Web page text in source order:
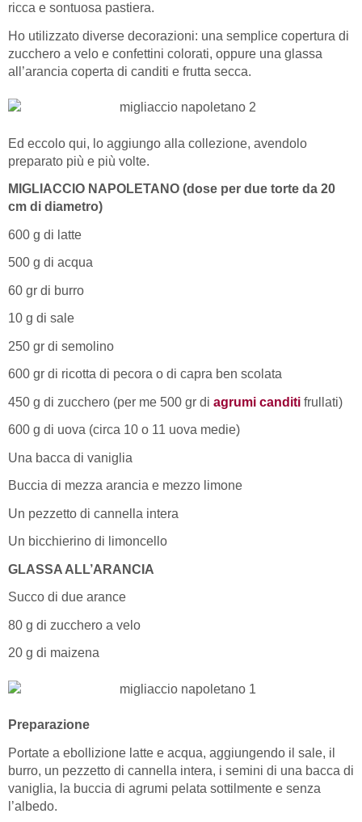
ricca e sontuosa pastiera.
Ho utilizzato diverse decorazioni: una semplice copertura di
zucchero a velo e confettini colorati, oppure una glassa
all’arancia coperta di canditi e frutta secca.
Ed eccolo qui, lo aggiungo alla collezione, avendolo
preparato più e più volte.
MIGLIACCIO NAPOLETANO (dose per due torte da 20
cm di diametro)
600 g di latte
500 g di acqua
60 gr di burro
10 g di sale
250 gr di semolino
600 gr di ricotta di pecora o di capra ben scolata
450 g di zucchero (per me 500 gr di agrumi canditi frullati)
600 g di uova (circa 10 o 11 uova medie)
Una bacca di vaniglia
Buccia di mezza arancia e mezzo limone
Un pezzetto di cannella intera
Un bicchierino di limoncello
GLASSA ALL’ARANCIA
Succo di due arance
80 g di zucchero a velo
20 g di maizena
Preparazione
Portate a ebollizione latte e acqua, aggiungendo il sale, il
burro, un pezzetto di cannella intera, i semini di una bacca di
vaniglia, la buccia di agrumi pelata sottilmente e senza
l’albedo.